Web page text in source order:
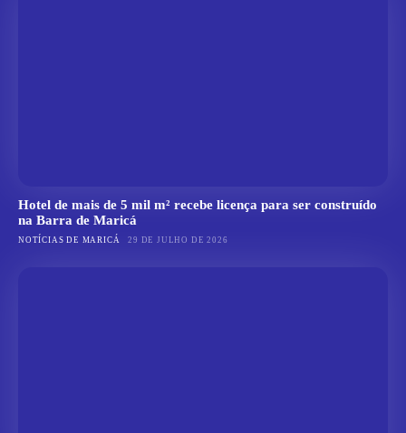
Hotel de mais de 5 mil m² recebe licença para ser construído
na Barra de Maricá
NOTÍCIAS DE MARICÁ 29 DE JULHO DE 2026